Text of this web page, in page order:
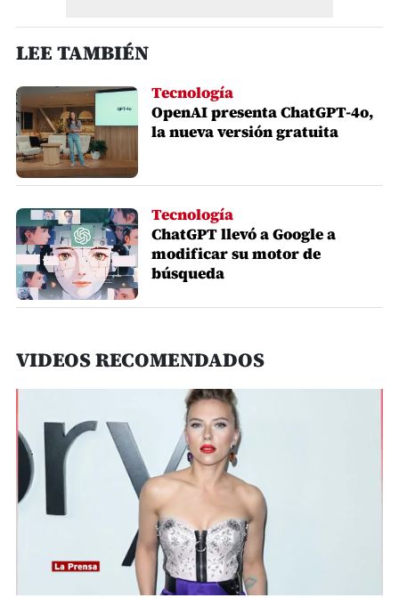
LEE TAMBIÉN
Tecnología
OpenAI presenta ChatGPT-4o,
la nueva versión gratuita
Tecnología
ChatGPT llevó a Google a
modificar su motor de
búsqueda
VIDEOS RECOMENDADOS